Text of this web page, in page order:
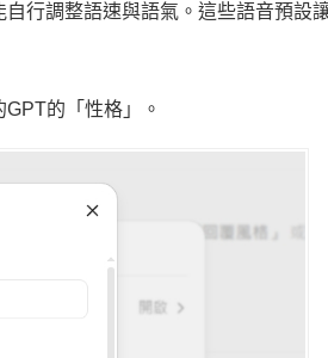
行調整語速與語氣。這些語音預設
的「性格」。